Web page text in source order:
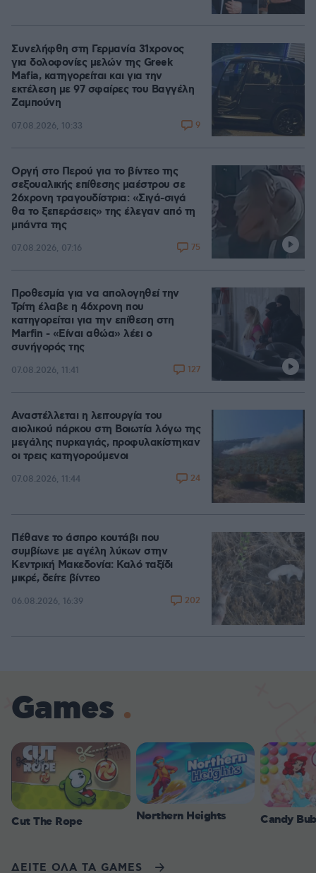
Συνελήφθη στη Γερμανία 31χρονος
για δολοφονίες μελών της Greek
Mafia, κατηγορείται και για την
εκτέλεση με 97 σφαίρες του Βαγγέλη
Ζαμπούνη
07.08.2026, 10:33 9
Οργή στο Περού για το βίντεο της
σεξουαλικής επίθεσης μαέστρου σε
26χρονη τραγουδίστρια: «Σιγά-σιγά
θα το ξεπεράσεις» της έλεγαν από τη
μπάντα της
07.08.2026, 07:16 75
Προθεσμία για να απολογηθεί την
Τρίτη έλαβε η 46χρονη που
κατηγορείται για την επίθεση στη
Marfin - «Είναι αθώα» λέει ο
συνήγορός της
07.08.2026, 11:41 127
Αναστέλλεται η λειτουργία του
αιολικού πάρκου στη Βοιωτία λόγω της
μεγάλης πυρκαγιάς, προφυλακίστηκαν
οι τρεις κατηγορούμενοι
07.08.2026, 11:44 24
Πέθανε το άσπρο κουτάβι που
συμβίωνε με αγέλη λύκων στην
Κεντρική Μακεδονία: Καλό ταξίδι
μικρέ, δείτε βίντεο
06.08.2026, 16:39 202
Games
Cut The Rope Northern Heights Candy
ΔΕΙΤΕ ΟΛΑ ΤΑ GAMES